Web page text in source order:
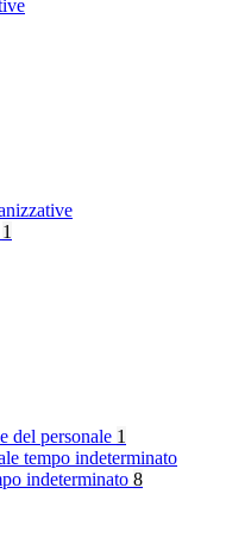
1
del personale 1
tempo indeterminato
indeterminato 8